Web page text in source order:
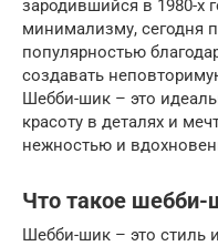
зародившийся в 1980-х
минимализму, сегодня
популярностью
создавать
Шебби-шик – это
красоту в деталях и
нежностью и
Что такое шебби-
Шебби-шик – это стиль